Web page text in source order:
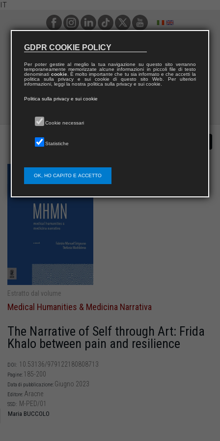
IT
Estratto dal volume
Medical Humanities & Medicina Narrativa
The Narrative of Self through Art: Frida
Khalo between pain and resilience
DOI: 10.53136/979122180808713
Pagine: 185-200
Data di pubblicazione: Giugno 2023
Editore: Aracne
SSD: M-PED/01
Maria BUCCOLO
GDPR COOKIE POLICY
Per poter gestire al meglio la tua navigazione su questo sito verranno
temporaneamente memorizzate alcune informazioni in piccoli file di testo
denominati cookie. È molto importante che tu sia informato e che accetti la
politica sulla privacy e sui cookie di questo sito Web. Per ulteriori
informazioni, leggi la nostra politica sulla privacy e sui cookie.
Politica sulla privacy e sui cookie
Cookie necessari
Statistiche
OK, HO CAPITO E ACCETTO